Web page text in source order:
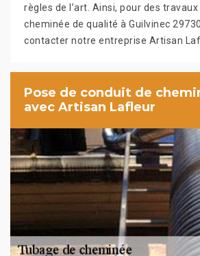
règles de l’art. Ainsi, pour des
cheminée de qualité à Guilvinec
contacter notre entreprise Artisan
Pose de conduit de
avec Artisan Lafleur